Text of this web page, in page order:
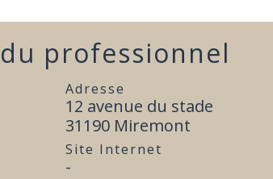
professionnel
Adresse
12 avenue du stade
31190 Miremont
Site Internet
-